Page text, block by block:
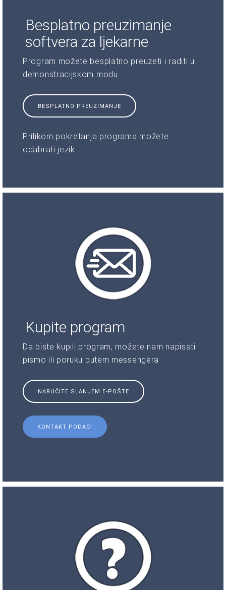
Besplatno preuzimanje
softvera za ljekarne
Program možete besplatno preuzeti i raditi u
demonstracijskom modu
BESPLATNO PREUZIMANJE
Prilikom pokretanja programa možete
odabrati jezik.
Kupite program
Da biste kupili program, možete nam napisati
pismo ili poruku putem messengera
NARUČITE SLANJEM E-POŠTE
KONTAKT PODACI